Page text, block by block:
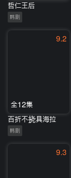
哲仁王后
韩剧
9.2
全12集
百折不挠具海拉
韩剧
9.3